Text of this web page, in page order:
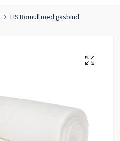
HS Bomull med gasbind